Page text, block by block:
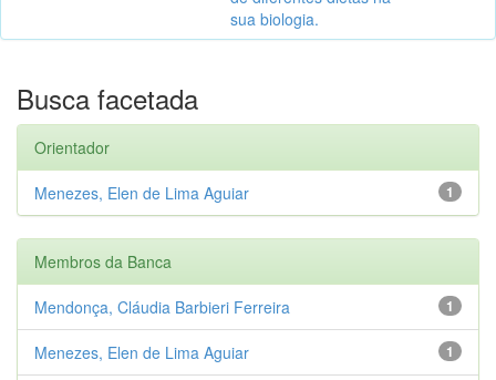
sua biologia.
Busca facetada
Orientador
1
Menezes, Elen de Lima Aguiar
Membros da Banca
1
Mendonça, Cláudia Barbieri Ferreira
1
Menezes, Elen de Lima Aguiar